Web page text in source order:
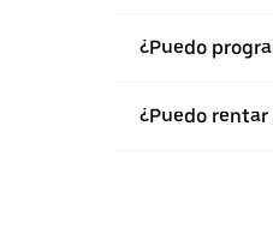
¿Puedo
¿Puedo